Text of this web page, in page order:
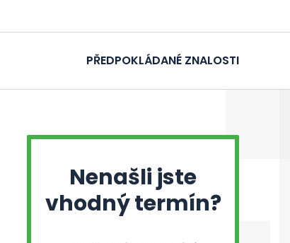
PŘEDPOKLÁDANÉ ZNALOSTI
Nenašli jste
vhodný termín?